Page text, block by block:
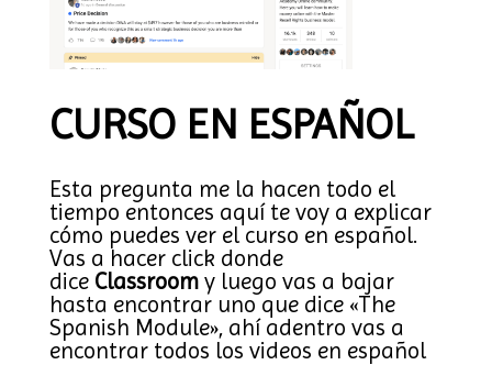
CURSO EN ESPAÑOL
Esta pregunta me la hacen todo el
tiempo entonces aquí te voy a explicar
cómo puedes ver el curso en español.
Vas a hacer click donde
dice Classroomy luego vas a bajar
hasta encontrar uno que dice «The
Spanish Module», ahí adentro vas a
encontrar todos los videos en español